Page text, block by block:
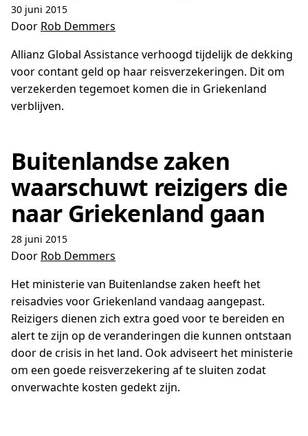
30 juni 2015
Door Rob Demmers
Allianz Global Assistance verhoogd tijdelijk de dekking
voor contant geld op haar reisverzekeringen. Dit om
verzekerden tegemoet komen die in Griekenland
verblijven.
Buitenlandse zaken
waarschuwt reizigers die
naar Griekenland gaan
28 juni 2015
Door Rob Demmers
Het ministerie van Buitenlandse zaken heeft het
reisadvies voor Griekenland vandaag aangepast.
Reizigers dienen zich extra goed voor te bereiden en
alert te zijn op de veranderingen die kunnen ontstaan
door de crisis in het land. Ook adviseert het ministerie
om een goede reisverzekering af te sluiten zodat
onverwachte kosten gedekt zijn.